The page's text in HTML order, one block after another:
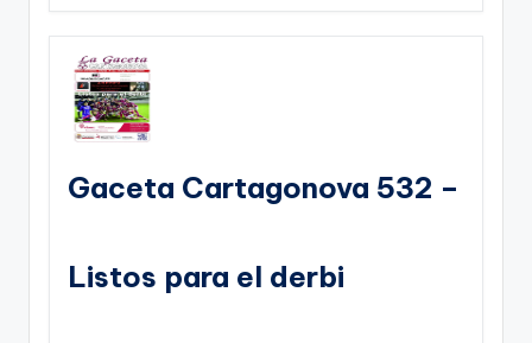
Gaceta Cartagonova 532 –
Listos para el derbi